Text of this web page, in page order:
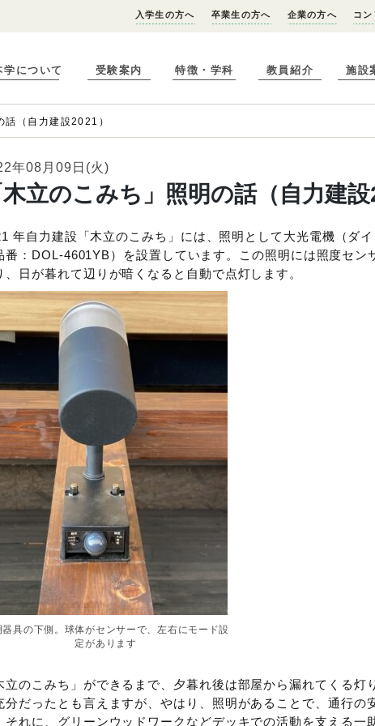
入学生の方へ 卒業生の方へ 企業の方へ コン
学について 受験案内 特徴・学科 教員紹介 施設
話（自力建設2021）
年08月09日(火)
木立のこみち」照明の話（自力建設
年自力建設「木立のこみち」には、照明として大光電機（ダ
番：DOL-4601YB）を設置しています。この照明には照度セン
、日が暮れて辺りが暗くなると自動で点灯します。
器具の下側。球体がセンサーで、左右にモード設
定があります
立のこみち」ができるまで、夕暮れ後は部屋から漏れてくる灯
分だったとも言えますが、やはり、照明があることで、通行の
それに、グリーンウッドワークなどデッキでの活動を支える一